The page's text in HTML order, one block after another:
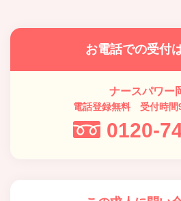
お電話での受付
ナースパワー
電話登録無料 受付時間
0120-